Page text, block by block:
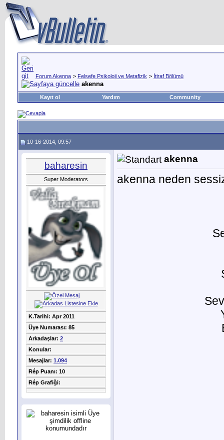
Forum Akenna > Felsefe Psikoloji ve Metafizik > İtiraf Bölümü
akenna
Kayıt ol Yardım Community
10-16-2014, 09:57
baharesin
Super Moderators
K.Tarihi: Apr 2011
Üye Numarası: 85
Arkadaşlar: 2
Konular:
Mesajlar: 1.094
Rép Puanı: 10
Rép Grafiği:
akenna
akenna neden